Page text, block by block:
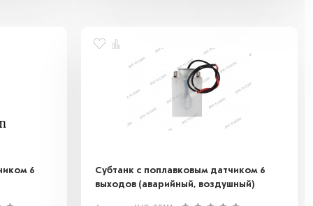
6
Субтанк с поплавковым датчиком 6
выходов (аварийный, воздушный)